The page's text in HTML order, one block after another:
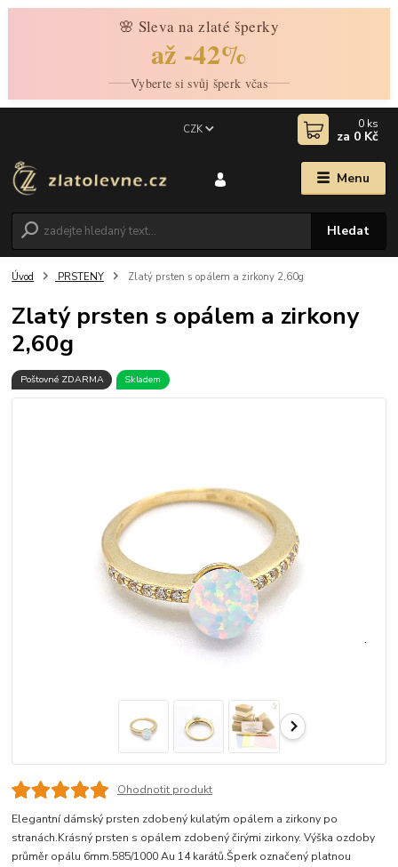
🌸 Sleva na zlaté šperky
až -42%
Vyberte si svůj šperk včas
Menu
CZK
Hledat
0 ks
za 0 Kč
Úvod PRSTENY Zlatý prsten s opálem a zirkony 2,60g
Zlatý prsten s opálem a zirkony
2,60g
Poštovné ZDARMA Skladem
Ohodnotit produkt
Elegantní dámský prsten zdobený kulatým opálem a zirkony po
stranách.Krásný prsten s opálem zdobený čirými zirkony. Výška ozdoby
průměr opálu 6mm.585/1000 Au 14 karátů.Šperk označený platnou